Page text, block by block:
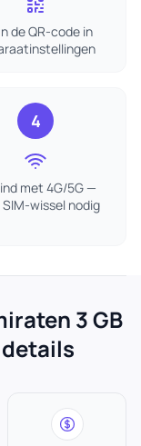
de QR-code in
4
met 4G/5G —
wissel nodig
3 GB